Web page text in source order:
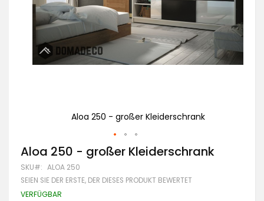
Aloa 250 - großer Kleiderschrank
Zum
Anfang
der
Bildgalerie
springen
Aloa 250 - großer Kleiderschrank
SKU ALOA 250
SEIEN SIE DER ERSTE, DER DIESES PRODUKT BEWERTET
VERFÜGBAR